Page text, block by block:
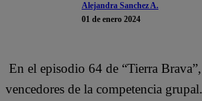
Alejandra Sanchez A.
01 de enero 2024
En el episodio 64 de “Tierra
vencedores de la competencia